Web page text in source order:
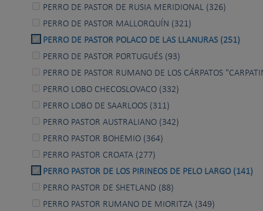
PERRO DE PASTOR DE RUSIA MERIDIONAL (326)
PERRO DE PASTOR MALLORQUĺN (321)
PERRO DE PASTOR POLACO DE LAS LLANURAS (251)
PERRO DE PASTOR PORTUGUÉS (93)
PERRO DE PASTOR RUMANO DE LOS CÁRPATOS
PERRO LOBO CHECOSLOVACO (332)
PERRO LOBO DE SAARLOOS (311)
PERRO PASTOR AUSTRALIANO (342)
PERRO PASTOR BOHEMIO (364)
PERRO PASTOR CROATA (277)
PERRO PASTOR DE LOS PIRINEOS DE PELO LARGO (141)
PERRO PASTOR DE SHETLAND (88)
PERRO PASTOR RUMANO DE MIORITZA (349)